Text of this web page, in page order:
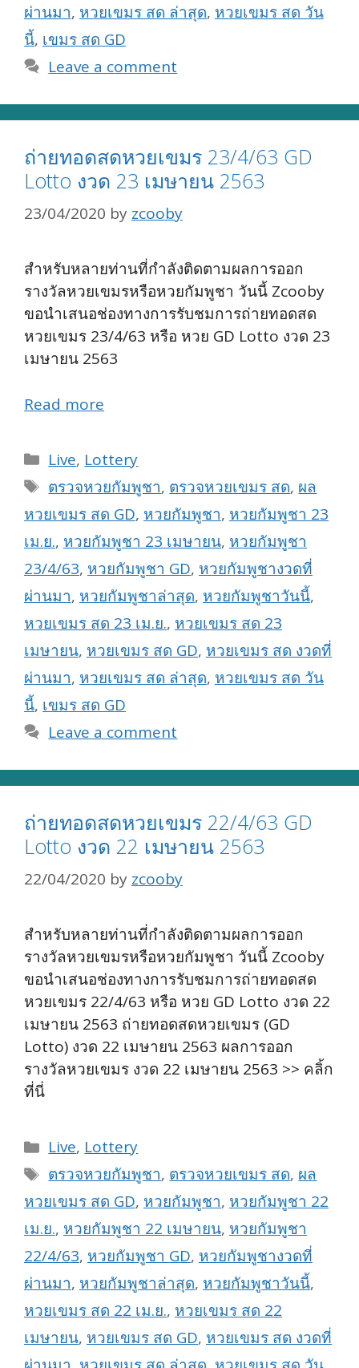
ผ่านมา, หวยเขมร สด ล่าสุด, หวยเขมร สด วัน
นี้, เขมร สด GD
Leave a comment
ถ่ายทอดสดหวยเขมร 23/4/63 GD
Lotto งวด 23 เมษายน 2563
23/04/2020 by zcooby
สำหรับหลายท่านที่กำลังติดตามผลการออก
รางวัลหวยเขมรหรือหวยกัมพูชา วันนี้ Zcooby
ขอนำเสนอช่องทางการรับชมการถ่ายทอดสด
หวยเขมร 23/4/63 หรือ หวย GD Lotto งวด 23
เมษายน 2563
Read more
Categories
Live, Lottery
Tags
ตรวจหวยกัมพูชา, ตรวจหวยเขมร สด, ผล
หวยเขมร สด GD, หวยกัมพูชา, หวยกัมพูชา 23
เม.ย., หวยกัมพูชา 23 เมษายน, หวยกัมพูชา
23/4/63, หวยกัมพูชา GD, หวยกัมพูชางวดที่
ผ่านมา, หวยกัมพูชาล่าสุด, หวยกัมพูชาวันนี้,
หวยเขมร สด 23 เม.ย., หวยเขมร สด 23
เมษายน, หวยเขมร สด GD, หวยเขมร สด งวดที่
ผ่านมา, หวยเขมร สด ล่าสุด, หวยเขมร สด วัน
นี้, เขมร สด GD
Leave a comment
ถ่ายทอดสดหวยเขมร 22/4/63 GD
Lotto งวด 22 เมษายน 2563
22/04/2020 by zcooby
สำหรับหลายท่านที่กำลังติดตามผลการออก
รางวัลหวยเขมรหรือหวยกัมพูชา วันนี้ Zcooby
ขอนำเสนอช่องทางการรับชมการถ่ายทอดสด
หวยเขมร 22/4/63 หรือ หวย GD Lotto งวด 22
เมษายน 2563 ถ่ายทอดสดหวยเขมร (GD
Lotto) งวด 22 เมษายน 2563 ผลการออก
รางวัลหวยเขมร งวด 22 เมษายน 2563 >> คลิ้ก
ที่นี่
Categories
Live, Lottery
Tags
ตรวจหวยกัมพูชา, ตรวจหวยเขมร สด, ผล
หวยเขมร สด GD, หวยกัมพูชา, หวยกัมพูชา 22
เม.ย., หวยกัมพูชา 22 เมษายน, หวยกัมพูชา
22/4/63, หวยกัมพูชา GD, หวยกัมพูชางวดที่
ผ่านมา, หวยกัมพูชาล่าสุด, หวยกัมพูชาวันนี้,
หวยเขมร สด 22 เม.ย., หวยเขมร สด 22
เมษายน, หวยเขมร สด GD, หวยเขมร สด งวดที่